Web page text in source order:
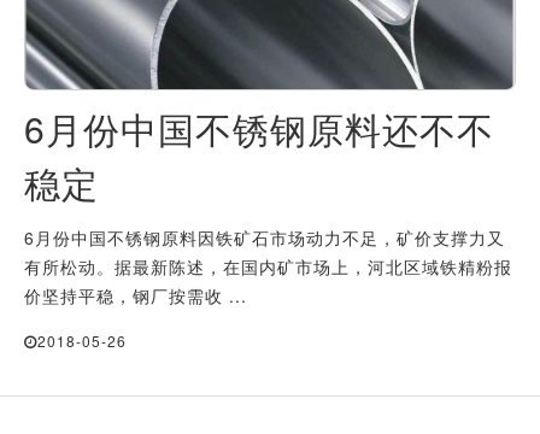
6月份中国不锈钢原料还不不
稳定
6月份中国不锈钢原料因铁矿石市场动力不足，矿价支撑力又
有所松动。据最新陈述，在国内矿市场上，河北区域铁精粉报
价坚持平稳，钢厂按需收 ...
2018-05-26